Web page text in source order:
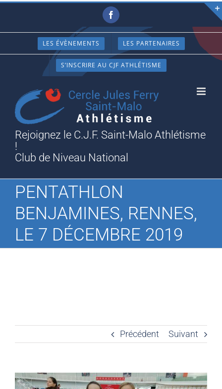
Passer
contenu
Facebook
LES ÉVÈNEMENTS LES PARTENAIRES
S’INSCRIRE AU CJF ATHLÉTISME
Rejoignez le C.J.F. Saint-Malo Athlétisme
!
Club de Niveau National
PENTATHLON
BENJAMINES, RENNES,
LE 7 DÉCEMBRE 2019
Précédent Suivant